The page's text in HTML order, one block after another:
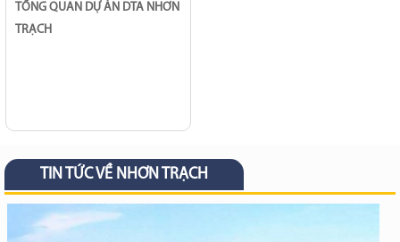
TỔNG QUAN DỰ ÁN DTA NHƠN
TRẠCH
TIN TỨC VỀ NHƠN TRẠCH